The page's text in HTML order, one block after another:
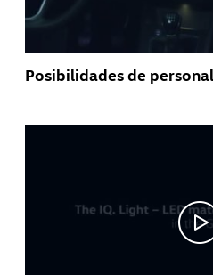
Posibilidades de